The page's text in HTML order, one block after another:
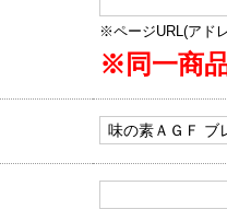
※ページURL(アド
※同一商